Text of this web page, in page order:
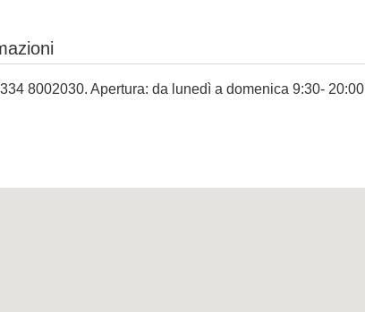
8002030. Apertura: da lunedì a domenica 9:30- 20:00